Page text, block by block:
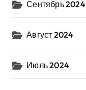
Сентябрь 2024
Август 2024
Июль 2024